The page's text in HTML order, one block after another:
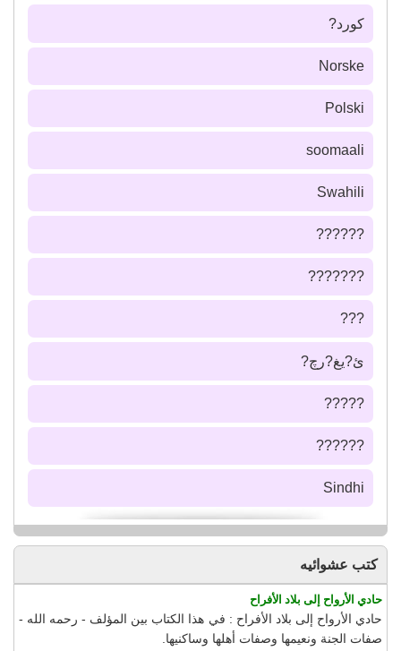
كورد?
Norske
Polski
soomaali
Swahili
??????
???????
???
ئ?يغ?رچ?
?????
??????
Sindhi
كتب عشوائيه
حادي الأرواح إلى بلاد الأفراح
حادي الأرواح إلى بلاد الأفراح : في هذا الكتاب بين المؤلف - رحمه الله -
صفات الجنة ونعيمها وصفات أهلها وساكنيها.